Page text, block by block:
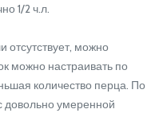
1/2 ч.л.
можно
можно настраивать по
количество перца. По
довольно умеренной